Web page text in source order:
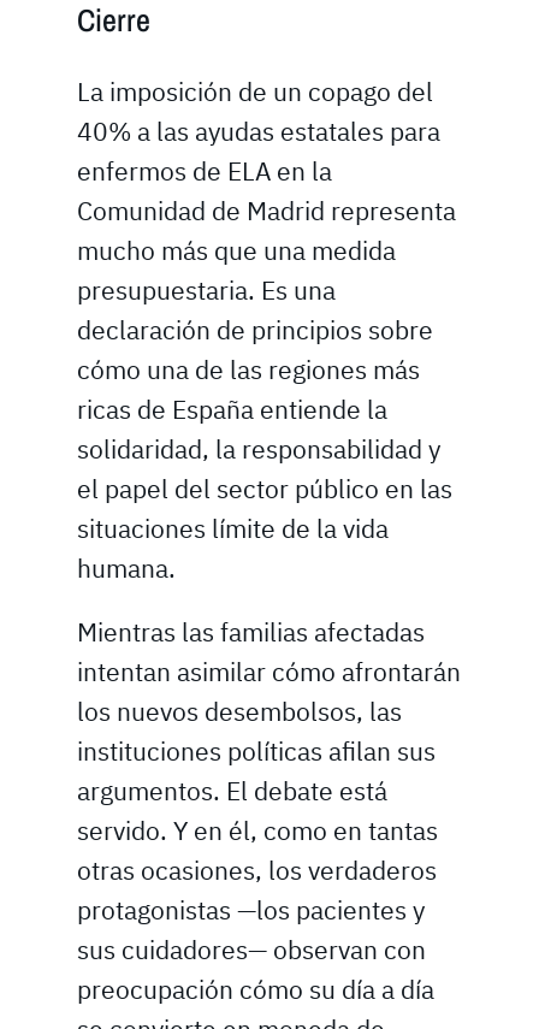
Cierre
La imposición de un copago del
40% a las ayudas estatales para
enfermos de ELA en la
Comunidad de Madrid representa
mucho más que una medida
presupuestaria. Es una
declaración de principios sobre
cómo una de las regiones más
ricas de España entiende la
solidaridad, la responsabilidad y
el papel del sector público en las
situaciones límite de la vida
humana.
Mientras las familias afectadas
intentan asimilar cómo afrontarán
los nuevos desembolsos, las
instituciones políticas afilan sus
argumentos. El debate está
servido. Y en él, como en tantas
otras ocasiones, los verdaderos
protagonistas —los pacientes y
sus cuidadores— observan con
preocupación cómo su día a día